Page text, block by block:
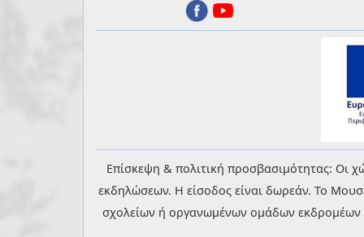
Επίσκεψη & πολιτική προσβασιμότητας: Οι
εκδηλώσεων. Η είσοδος είναι δωρεάν. Το
σχολείων ή οργανωμένων ομάδων εκδρομέων